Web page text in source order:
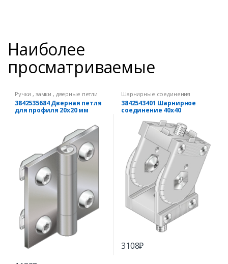
Наиболее
просматриваемые
Ручки , замки , дверные петли
3842535684 Дверная петля
для профиля 20х20 мм
Шарнирные соединения
3842543401 Шарнирное
соединение 40х40
3108₽